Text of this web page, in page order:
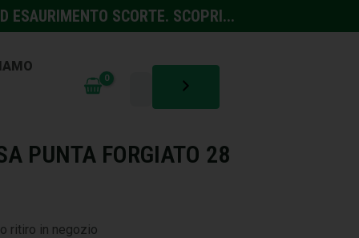
ESAURIMENTO SCORTE. SCOPRI...
PUNTA FORGIATO 28
ritiro in negozio